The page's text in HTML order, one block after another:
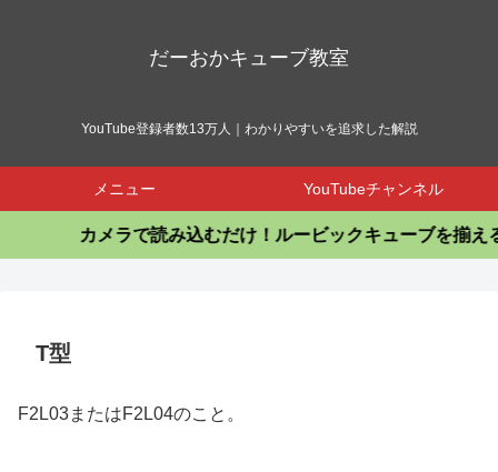
だーおかキューブ教室
YouTube登録者数13万人｜わかりやすいを追求した解説
メニュー YouTubeチャンネル
カメラで読み込むだけ！ルービックキューブを揃える
T型
F2L03またはF2L04のこと。